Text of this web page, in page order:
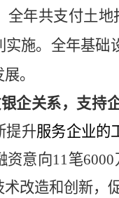
全年共支付土地
实施。全年基础
。
企关系， 支持
提升服务企业的
资意向11笔
改造和创新，